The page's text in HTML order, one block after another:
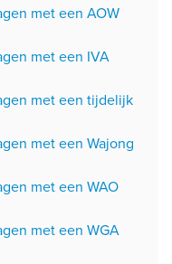
met een AOW
met een IVA
met een tijdelijk
met een Wajong
met een WAO
met een WGA